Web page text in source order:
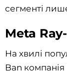
сегменті
Meta
На хвилі
Ban